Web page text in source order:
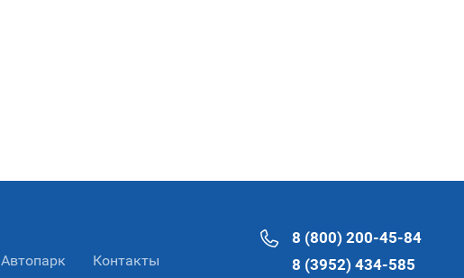
Автопарк Контакты
8 (800) 200-45-84
8 (3952) 434-585